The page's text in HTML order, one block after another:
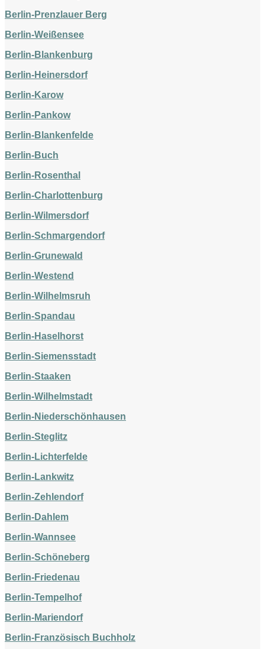
Berlin-Prenzlauer Berg
Berlin-Weißensee
Berlin-Blankenburg
Berlin-Heinersdorf
Berlin-Karow
Berlin-Pankow
Berlin-Blankenfelde
Berlin-Buch
Berlin-Rosenthal
Berlin-Charlottenburg
Berlin-Wilmersdorf
Berlin-Schmargendorf
Berlin-Grunewald
Berlin-Westend
Berlin-Wilhelmsruh
Berlin-Spandau
Berlin-Haselhorst
Berlin-Siemensstadt
Berlin-Staaken
Berlin-Wilhelmstadt
Berlin-Niederschönhausen
Berlin-Steglitz
Berlin-Lichterfelde
Berlin-Lankwitz
Berlin-Zehlendorf
Berlin-Dahlem
Berlin-Wannsee
Berlin-Schöneberg
Berlin-Friedenau
Berlin-Tempelhof
Berlin-Mariendorf
Berlin-Französisch Buchholz